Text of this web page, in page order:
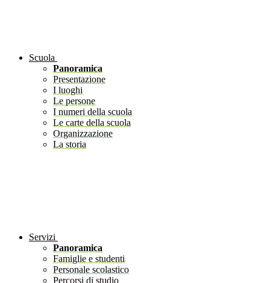
Scuola
Panoramica
Presentazione
I luoghi
Le persone
I numeri della scuola
Le carte della scuola
Organizzazione
La storia
Servizi
Panoramica
Famiglie e studenti
Personale scolastico
Percorsi di studio